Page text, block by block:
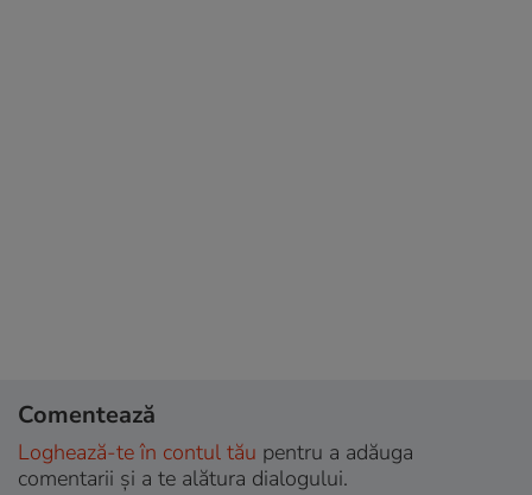
Comentează
Loghează-te în contul tău pentru a adăuga
comentarii și a te alătura dialogului.